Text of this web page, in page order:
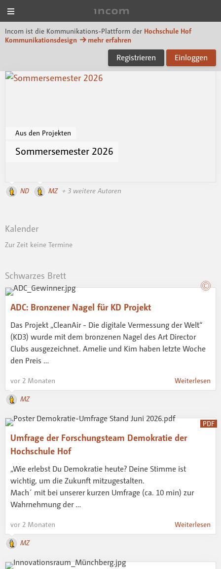
Incom ist die Kommunikations-Plattform der Hochschule Hof
Kommunikationsdesign
mehr erfahren
Registrieren Einloggen
Aus den Projekten
Sommersemester 2026
ND MZ + 3 weitere Autoren
Kalender
Zur Zeit keine Termine
Schwarzes Brett
ADC: Bronzener Nagel für KD Projekt
Das Projekt „CleanAir - Die digitale Vermessung der Welt“
(KD3) wurde mit dem bronzenen Nagel des Art Director
Clubs ausgezeichnet. Amelie und Kim haben letzte Woche
den Preis …
vor 2 Monaten Weiterlesen
MZ
PDF
Umfrage der Forschungsteam Demokratie der
Hochschule Hof
„Wie erlebst Du Demokratie heute? Deine Stimme ist
wichtig, um die Zukunft mitzugestalten.
Mach´ mit bei unserer kurzen Umfrage (ca. 10 min) zur
Wahrnehmung der …
vor 2 Monaten Weiterlesen
MZ